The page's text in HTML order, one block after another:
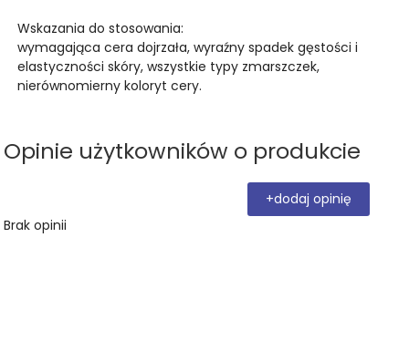
Wskazania do stosowania:
wymagająca cera dojrzała, wyraźny spadek gęstości i
elastyczności skóry, wszystkie typy zmarszczek,
nierównomierny koloryt cery.
Opinie użytkowników o produkcie
+dodaj opinię
Brak opinii